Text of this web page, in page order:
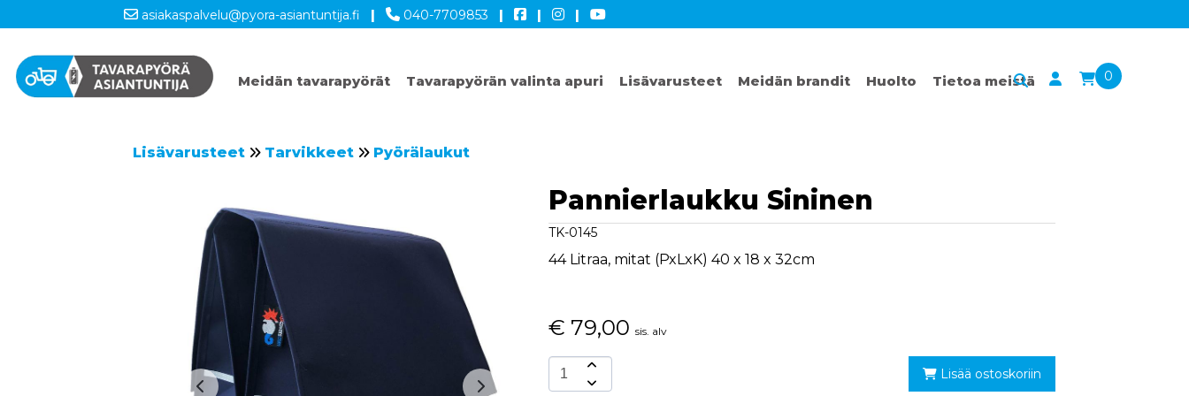
asiakaspalvelu@pyora-asiantuntija.fi | 040-7709853 | | |
Meidän tavarapyörät Tavarapyörän valinta apuri Lisävarusteet Meidän brandit Huolto Tietoa meistä 0
Lisävarusteet Tarvikkeet Pyörälaukut
Pannierlaukku Sininen
TK-0145
44 Litraa, mitat (PxLxK) 40 x 18 x 32cm
€ 79,00 sis. alv
Lisää ostoskoriin